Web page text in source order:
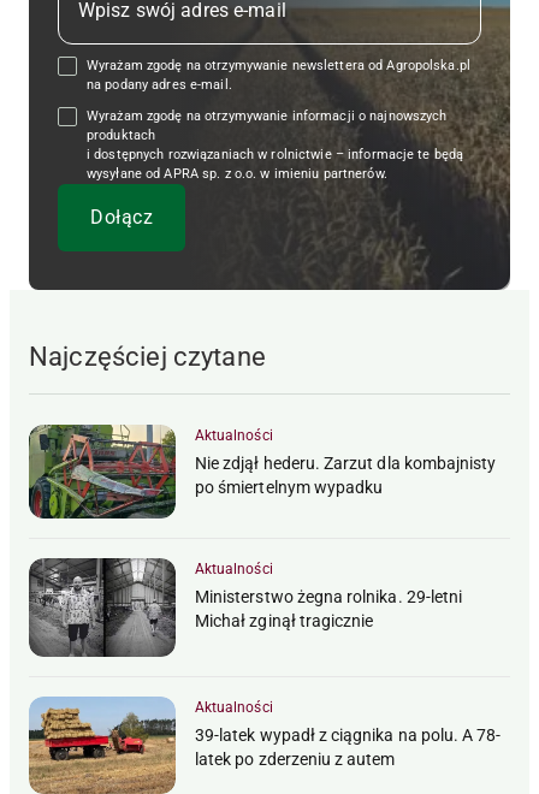
Wyrażam zgodę na otrzymywanie newslettera od Agropolska.pl
na podany adres e-mail.
Wyrażam zgodę na otrzymywanie informacji o najnowszych
produktach
i dostępnych rozwiązaniach w rolnictwie – informacje te będą
wysyłane od APRA sp. z o.o. w imieniu partnerów.
Najczęściej czytane
Aktualności
Nie zdjął hederu. Zarzut dla kombajnisty
po śmiertelnym wypadku
Aktualności
Ministerstwo żegna rolnika. 29-letni
Michał zginął tragicznie
Aktualności
39-latek wypadł z ciągnika na polu. A 78-
latek po zderzeniu z autem